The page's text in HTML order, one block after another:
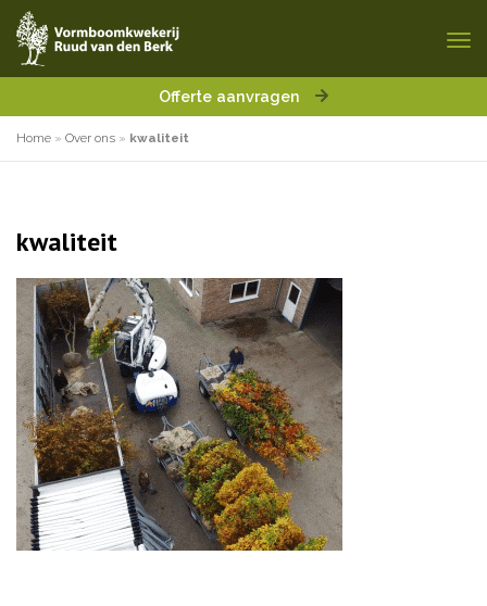
Offerte aanvragen
Home » Over ons » kwaliteit
kwaliteit